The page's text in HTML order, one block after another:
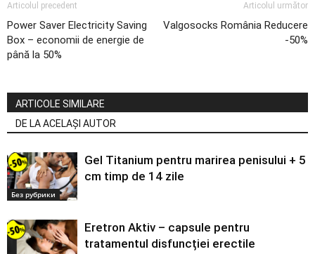
Articolul precedent
Power Saver Electricity Saving
Box – economii de energie de
până la 50%
Articolul următor
Valgosocks România Reducere
-50%
ARTICOLE SIMILARE
DE LA ACELAȘI AUTOR
Без рубрики
Gel Titanium pentru marirea penisului + 5
cm timp de 14 zile
Eretron Aktiv – capsule pentru
tratamentul disfuncției erectile